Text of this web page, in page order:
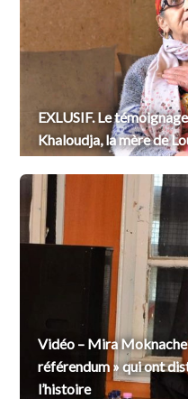
EXLUSIF. Le
Khaloudja, la mère de
Vidéo – Mira
référendum » qui ont
l’histoire